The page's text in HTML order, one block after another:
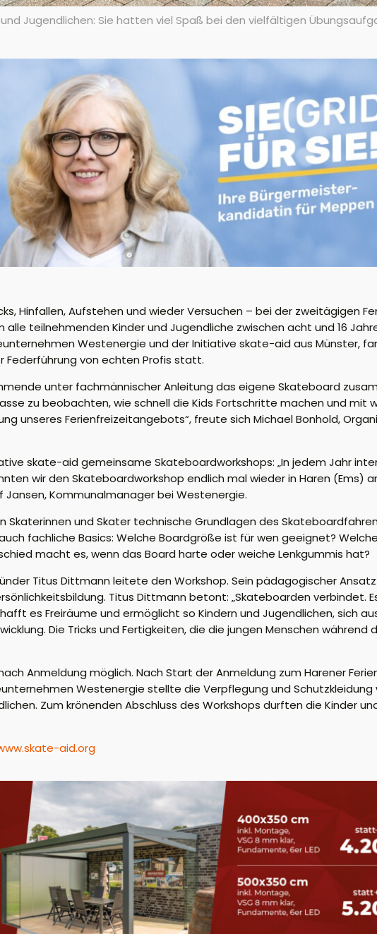
Jugendlichen: Sie hatten viel Spaß bei den vielfältigen
Hinfallen, Aufstehen und wieder Versuchen – bei der zweitägigen
teilnehmenden Kinder und Jugendliche zwischen acht und 16
Westenergie und der Initiative skate-aid aus Münster,
Federführung von echten Profis statt.
unter fachmännischer Anleitung das eigene Skateboard
zu beobachten, wie schnell die Kids Fortschritte machen und mit
unseres Ferienfreizeitangebots“, freute sich Michael Bonhold,
skate-aid gemeinsame Skateboardworkshops: „In jedem Jahr
wir den Skateboardworkshop endlich mal wieder in Haren (Ems)
Kommunalmanager bei Westenergie.
und Skater technische Grundlagen des
fachliche Basics: Welche Boardgröße ist für wen geeignet?
macht es, wenn das Board harte oder weiche Lenkgummis hat?
Titus Dittmann leitete den Workshop. Sein pädagogischer
Titus Dittmann betont: „Skateboarden verbindet.
es Freiräume und ermöglicht so Kindern und Jugendlichen, sich
Die Tricks und Fertigkeiten, die die jungen Menschen während
Anmeldung möglich. Nach Start der Anmeldung zum Harener
Westenergie stellte die Verpflegung und Schutzkleidung
Zum krönenden Abschluss des Workshops durften die Kinder
aid.org